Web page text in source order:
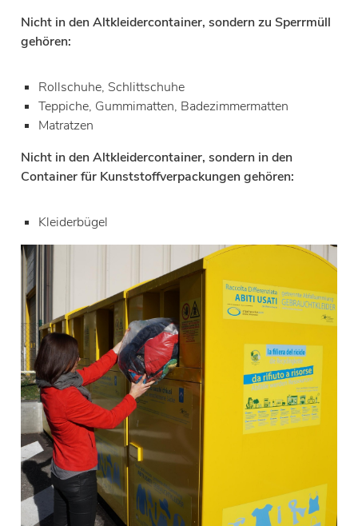
Nicht in den Altkleidercontainer, sondern zu Sperrmüll
gehören:
Rollschuhe, Schlittschuhe
Teppiche, Gummimatten, Badezimmermatten
Matratzen
Nicht in den Altkleidercontainer, sondern in den
Container für Kunststoffverpackungen gehören:
Kleiderbügel